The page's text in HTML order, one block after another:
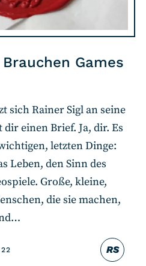
Games
RS
sich Rainer Sigl an seine
einen Brief. Ja, dir. Es
letzten Dinge:
Leben, den Sinn des
Große, kleine,
die sie machen,